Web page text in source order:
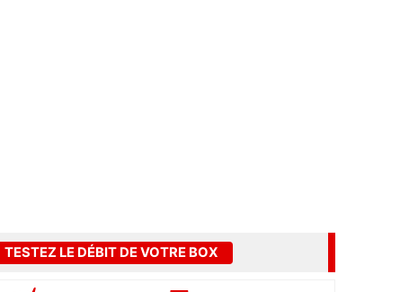
TESTEZ LE DÉBIT DE VOTRE BOX